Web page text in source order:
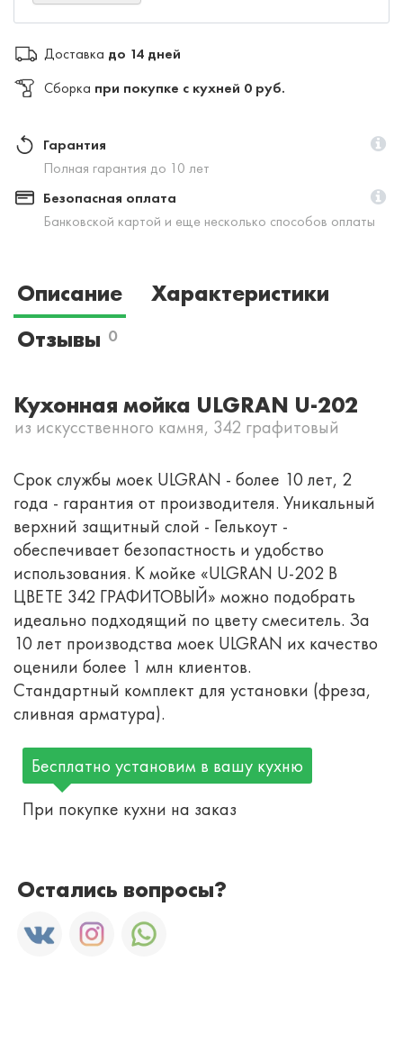
Доставка до 14 дней
Сборка при покупке с кухней 0 руб.
Гарантия
Полная гарантия до 10 лет
Безопасная оплата
Банковской картой и еще несколько способов оплаты
Описание
Характеристики
Отзывы 0
Кухонная мойка ULGRAN U-202
из искусственного камня, 342 графитовый
Срок службы моек ULGRAN - более 10 лет, 2
года - гарантия от производителя. Уникальный
верхний защитный слой - Гелькоут -
обеспечивает безопастность и удобство
использования. К мойке «ULGRAN U-202 В
ЦВЕТЕ 342 ГРАФИТОВЫЙ» можно подобрать
идеально подходящий по цвету смеситель. За
10 лет производства моек ULGRAN их качество
оценили более 1 млн клиентов.
Стандартный комплект для установки (фреза,
сливная арматура).
Бесплатно установим в вашу кухню
При покупке кухни на заказ
Остались вопросы?